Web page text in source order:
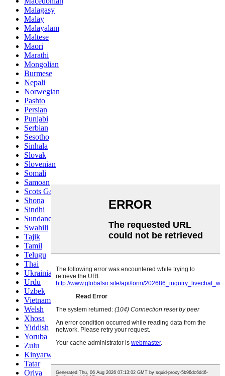
Malagasy
Malay
Malayalam
Maltese
Maori
Marathi
Mongolian
Burmese
Nepali
Norwegian
Pashto
Persian
Punjabi
Serbian
Sesotho
Sinhala
Slovak
Slovenian
Somali
Samoan
Scots Gaelic
Shona
Sindhi
Sundanese
Swahili
Tajik
Tamil
Telugu
Thai
Ukrainian
Urdu
Uzbek
Vietnamese
Welsh
Xhosa
Yiddish
Yoruba
Zulu
Kinyarwanda
Tatar
Oriya